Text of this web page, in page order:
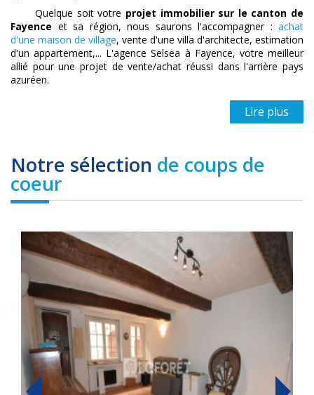
Quelque soit votre projet immobilier sur le canton de
Fayence et sa région, nous saurons l'accompagner : achat
d'une maison de village, vente d'une villa d'architecte, estimation
d'un appartement,... L'agence Selsea à Fayence, votre meilleur
allié pour une projet de vente/achat réussi dans l'arrière pays
azuréen.
Lire plus
Notre sélection de coups de
coeur